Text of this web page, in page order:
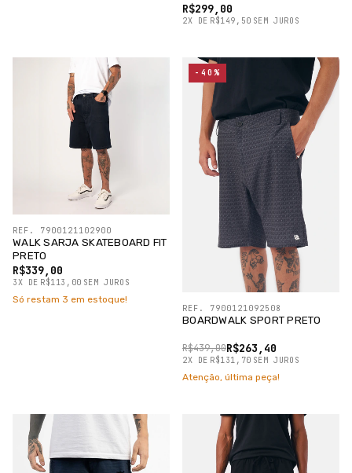
R$299,00
2X DE R$149,50 SEM JUROS
WALK SARJA SKATEBOARD FIT
PRETO
R$339,00
3X DE R$113,00 SEM JUROS
REF. 7900121102900
Só restam 3 em estoque!
BOARDWALK SPORT PRETO
R$263,40
R$439,00
2X DE R$131,70 SEM JUROS
REF. 7900121092508
-40%
Atenção, última peça!